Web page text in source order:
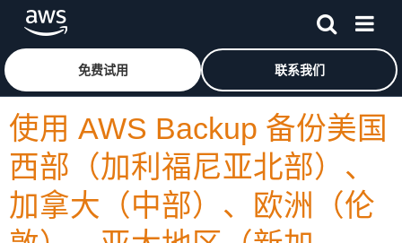
跳至主要内容
免费试用 联系我们
使用 AWS Backup 备份美国
西部（加利福尼亚北部）、
加拿大（中部）、欧洲（伦